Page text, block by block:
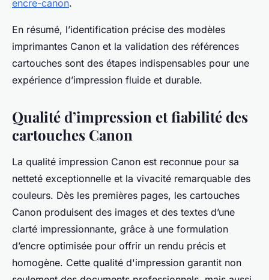
encre-canon.
En résumé, l’identification précise des modèles
imprimantes Canon et la validation des références
cartouches sont des étapes indispensables pour une
expérience d’impression fluide et durable.
Qualité d’impression et fiabilité des
cartouches Canon
La qualité impression Canon est reconnue pour sa
netteté exceptionnelle et la vivacité remarquable des
couleurs. Dès les premières pages, les cartouches
Canon produisent des images et des textes d’une
clarté impressionnante, grâce à une formulation
d’encre optimisée pour offrir un rendu précis et
homogène. Cette qualité d'impression garantit non